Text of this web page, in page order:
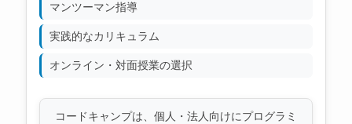
マンツーマン指導
実践的なカリキュラム
オンライン・対面授業の選択
コードキャンプは、個人・法人向けにプログラミ